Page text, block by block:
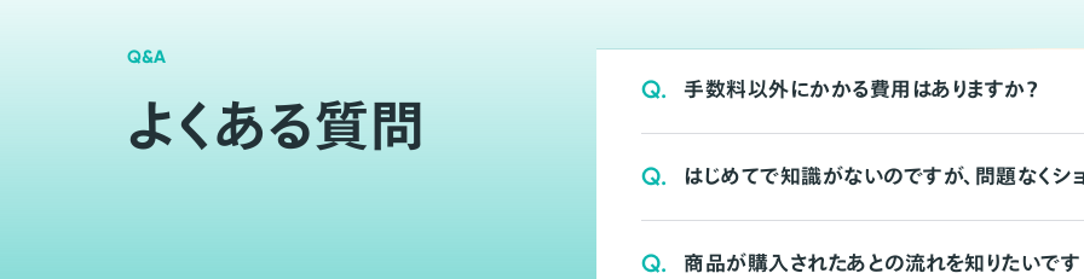
Q&A
よくある質問
Q. 手数料以外にかかる費用はありますか？
Q. はじめてで知識がないのですが、問題なくシ
Q. 商品が購入されたあとの流れを知りたいです